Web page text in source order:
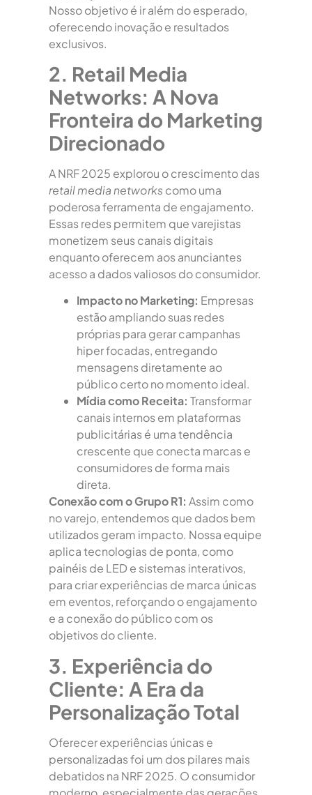
Nosso objetivo é ir além do esperado,
oferecendo inovação e resultados
exclusivos.
2. Retail Media
Networks: A Nova
Fronteira do Marketing
Direcionado
A NRF 2025 explorou o crescimento das
retail media networks como uma
poderosa ferramenta de engajamento.
Essas redes permitem que varejistas
monetizem seus canais digitais
enquanto oferecem aos anunciantes
acesso a dados valiosos do consumidor.
Impacto no Marketing: Empresas
estão ampliando suas redes
próprias para gerar campanhas
hiper focadas, entregando
mensagens diretamente ao
público certo no momento ideal.
Mídia como Receita: Transformar
canais internos em plataformas
publicitárias é uma tendência
crescente que conecta marcas e
consumidores de forma mais
direta.
Conexão com o Grupo R1: Assim como
no varejo, entendemos que dados bem
utilizados geram impacto. Nossa equipe
aplica tecnologias de ponta, como
painéis de LED e sistemas interativos,
para criar experiências de marca únicas
em eventos, reforçando o engajamento
e a conexão do público com os
objetivos do cliente.
3. Experiência do
Cliente: A Era da
Personalização Total
Oferecer experiências únicas e
personalizadas foi um dos pilares mais
debatidos na NRF 2025. O consumidor